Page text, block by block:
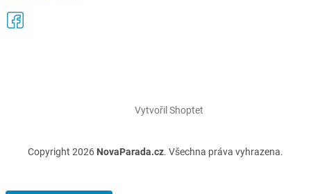
Vytvořil Shoptet
Copyright 2026 NovaParada.cz. Všechna práva vyhrazena.